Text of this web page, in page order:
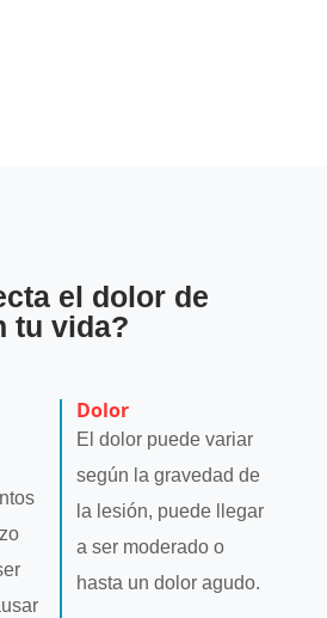
el dolor de
tu vida?
Dolor
El dolor puede variar
según la gravedad de
la lesión, puede llegar
a ser moderado o
hasta un dolor agudo.